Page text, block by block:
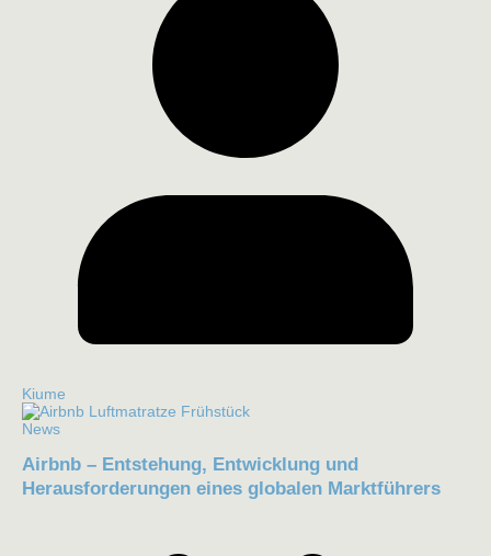
Kiume
News
Airbnb – Entstehung, Entwicklung und
Herausforderungen eines globalen Marktführers